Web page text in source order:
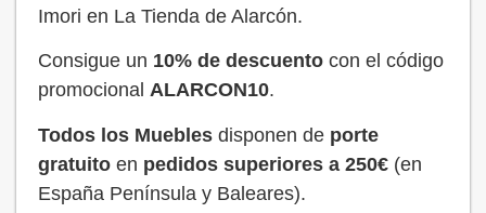
Imori en La Tienda de Alarcón.
Consigue un 10% de descuento con el código
promocional ALARCON10.
Todos los Muebles disponen de porte
gratuito en pedidos superiores a 250€ (en
España Península y Baleares).